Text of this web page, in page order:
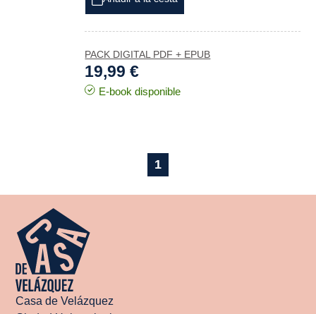
PACK DIGITAL PDF + EPUB
19,99 €
E-book disponible
1
Casa de Velázquez